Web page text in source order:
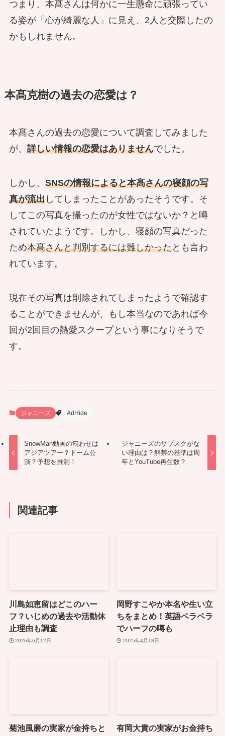
つまり、本髙さんは何かに一生懸命に頑張ってい
る姿が「心が綺麗な人」に見え、2人と交際したの
かもしれません。
本髙克樹の過去の恋愛は？
本髙さんの過去の恋愛について調査してみました
が、 詳しい情報の恋愛はありませんでした。
しかし、 SNSの情報によると本髙さんの寝顔の写
真が流出してしまったことがあったそうです。そ
してこの写真を撮ったのが女性ではないか？と噂
されていたようです。しかし、寝顔の写真だった
ため本髙さんと判別するには難しかったとも言わ
れています。
現在その写真は削除されてしまったようで確認す
ることができませんが、もし本当なのであれば今
回が2回目の熱愛スクープという事になりそうで
す。
ジャニーズ AdHide
SnowMan動画の匂わせは
アジアツアー？ドーム公
演？予想を推測！
ジャニーズのサブスクがな
い理由は？解禁の基準は周
年とYouTube再生数？
関連記事
川島如恵留はどこのハー
フ？いじめの過去や活動休
止理由も調査
2026年6月12日
岡野すこやか本名や生い立
ちをまとめ！英語ペラペラ
でハーフの噂も
2025年4月18日
菊池風磨の実家が金持ちと
有岡大貴の実家がお金持ち